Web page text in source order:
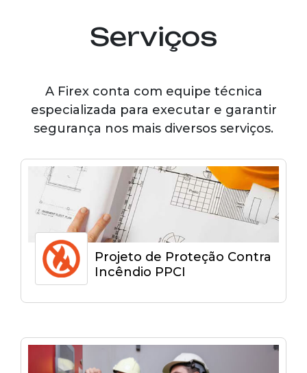
Serviços
A Firex conta com equipe técnica
especializada para executar e garantir
segurança nos mais diversos serviços.
Projeto de Proteção Contra
Incêndio PPCI